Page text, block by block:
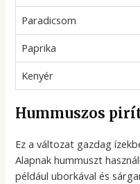
Paradicsom
Paprika
Kenyér
Hummuszos
Ez a változat gazdag
Alapnak hummuszt
például uborkával és